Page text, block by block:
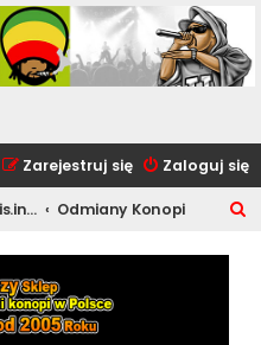
Zaloguj się
Zarejestruj się
Forum.kanabis.info - Ganja Tematy Odmiany Konopi